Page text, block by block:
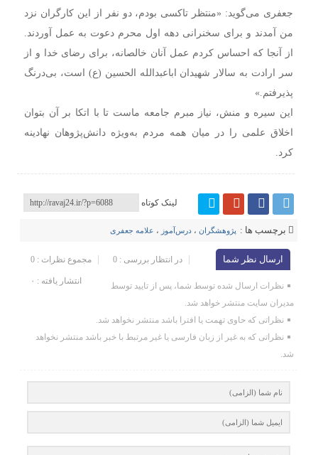
جعفری می‌گوید: «منتظر تاکسی بودم، دو نفر از این کارگران نزد
من آمدند و برای سخنرانی دهه اول محرم دعوت به عمل آوردند.
از آنجا که احساس کردم عمل آنان خالصانه، برای رضای خدا و از
سر ارادت به سالار شهیدان اباعبدالله الحسین (ع) است، بی‌درنگ
پذیرفتم.»
این سیره و منش، نیاز مبرم جامعه ماست تا با اتکا بر آن بتوان
اخلاق علمی را در میان همه مردم به‌ویژه دانش‌پژوهان نهادینه
کرد.
لینک کوتاه
برچسب ها : پژوهشگران ،درس‌آموز ، علامه جعفری
ارسال نظر شما مجموع نظرات : 0 در انتظار بررسی : 0
انتشار یافته : ۰
نظرات ارسال شده توسط شما، پس از تایید توسط
مدیران سایت منتشر خواهد شد.
نظراتی که حاوی تهمت یا افترا باشد منتشر نخواهد شد.
نظراتی که به غیر از زبان فارسی یا غیر مرتبط با خبر باشد منتشر نخواهد
شد.